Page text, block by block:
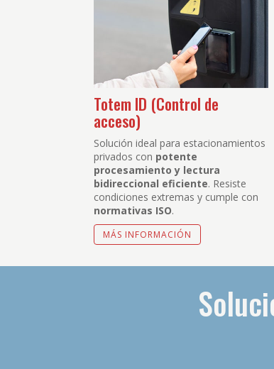
Totem ID (Control de
acceso)
Solución ideal para estacionamientos
privados con potente
procesamiento y lectura
bidireccional eficiente. Resiste
condiciones extremas y cumple con
normativas ISO.
MÁS INFORMACIÓN